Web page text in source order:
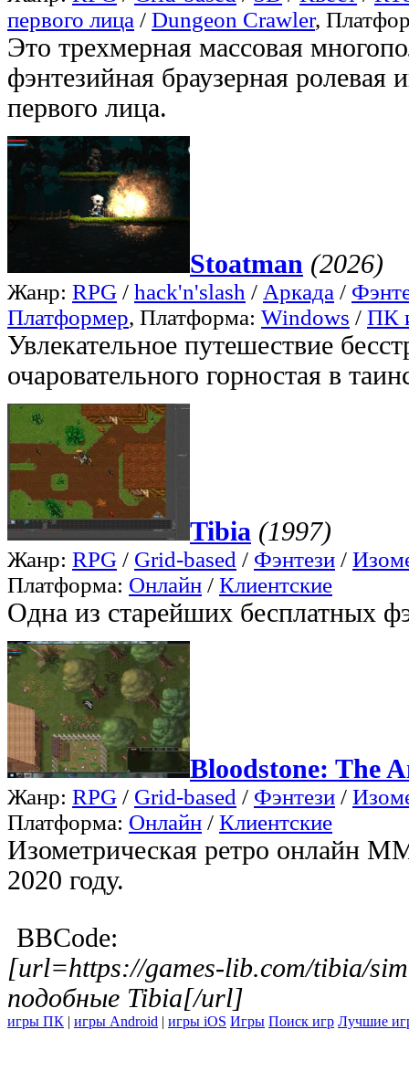
первого лица / Dungeon Crawler,
Это трехмерная массовая
фэнтезийная браузерная ролевая
первого лица.
Stoatman (2026)
Жанр: RPG / hack'n'slash / Аркада /
Платформер, Платформа: Windows / ПК
Увлекательное путешествие
очаровательного горностая в
Tibia (1997)
Жанр: RPG / Grid-based / Фэнтези /
Платформа: Онлайн / Клиентские
Одна из старейших бесплатных
Bloodstone: The
Жанр: RPG / Grid-based / Фэнтези /
Платформа: Онлайн / Клиентские
Изометрическая ретро онлайн
2020 году.
BBCode:
[url=https://games-lib.com/tibia/
подобные Tibia[/url]
игры ПК | игры Android | игры iOS Игры Поиск игр Лучшие